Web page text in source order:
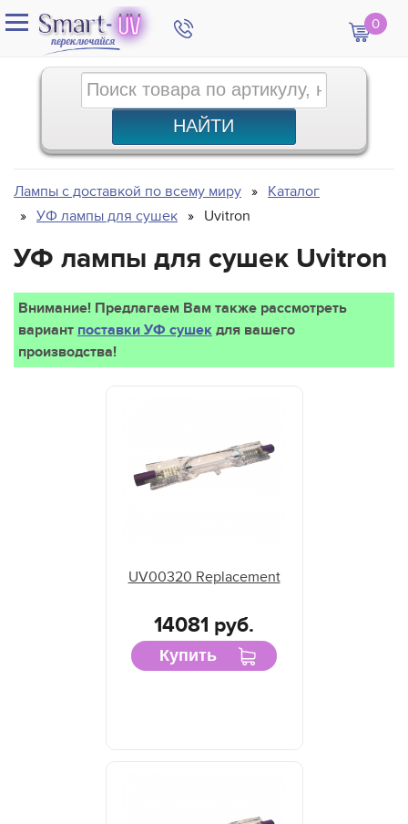
0
Лампы с доставкой по всему миру
Каталог
УФ лампы для сушек
Uvitron
УФ лампы для сушек Uvitron
Внимание! Предлагаем Вам также рассмотреть
вариант поставки УФ сушек для вашего
производства!
UV00320 Replacement
14081 руб.
Купить